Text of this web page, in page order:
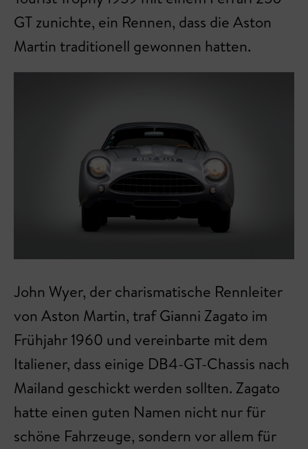
GT zunichte, ein Rennen, dass die Aston
Martin traditionell gewonnen hatten.
John Wyer, der charismatische Rennleiter
von Aston Martin, traf Gianni Zagato im
Frühjahr 1960 und vereinbarte mit dem
Italiener, dass einige DB4-GT-Chassis nach
Mailand geschickt werden sollten. Zagato
hatte einen guten Namen nicht nur für
schöne Fahrzeuge, sondern vor allem für